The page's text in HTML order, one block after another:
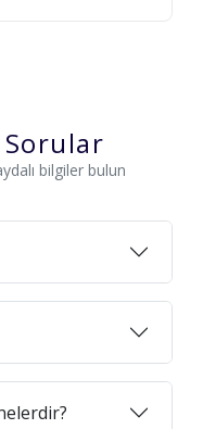
Sorular
bilgiler bulun